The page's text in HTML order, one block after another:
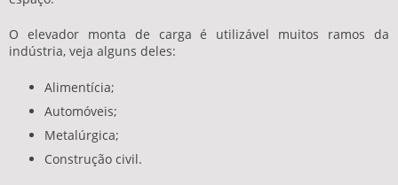
O elevador monta de carga é utilizável muitos ramos da
indústria, veja alguns deles:
Alimentícia;
Automóveis;
Metalúrgica;
Construção civil.